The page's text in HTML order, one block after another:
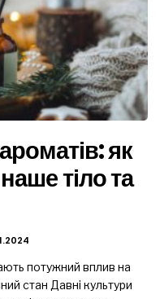
як
тіло та
потужний вплив на
стан Давні культури